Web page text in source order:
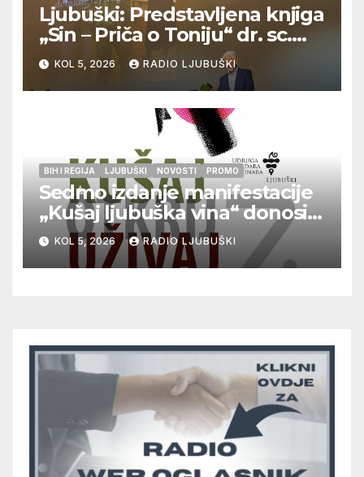
Ljubuški: Predstavljena knjiga
„Sin – Priča o Toniju“ dr. sc.
Zdenka Hercega
KOL 5, 2026 RADIO LJUBUŠKI
BIH I REGIJA LJUBUŠKI NOVOSTI PROMO
Sedmo izdanje manifestacije
„Kušaj ljubuška vina“ donosi
vrhunska vina, gastronomiju i
glazbu
KOL 5, 2026 RADIO LJUBUŠKI